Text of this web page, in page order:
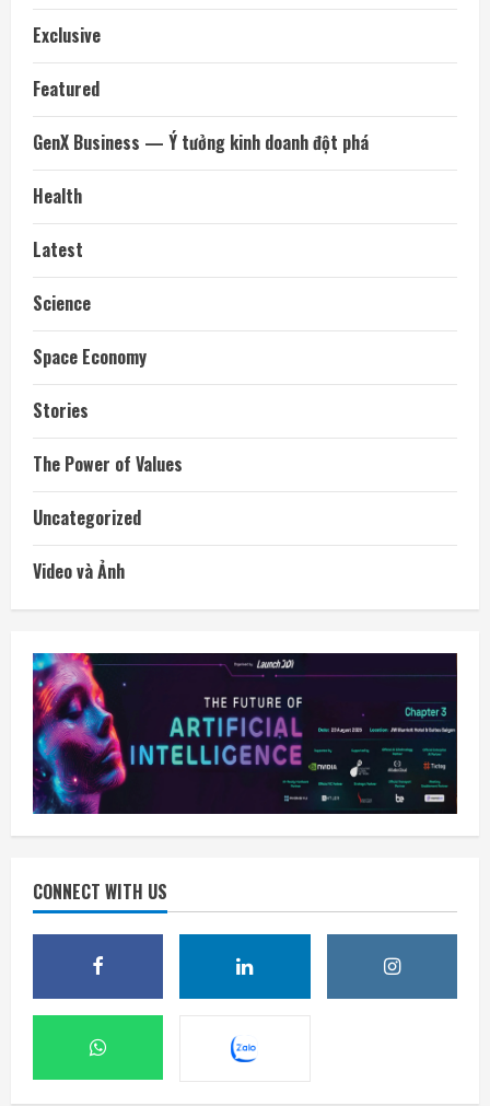
Exclusive
Featured
GenX Business — Ý tưởng kinh doanh đột phá
Health
Latest
Science
Space Economy
Stories
The Power of Values
Uncategorized
Video và Ảnh
CONNECT WITH US